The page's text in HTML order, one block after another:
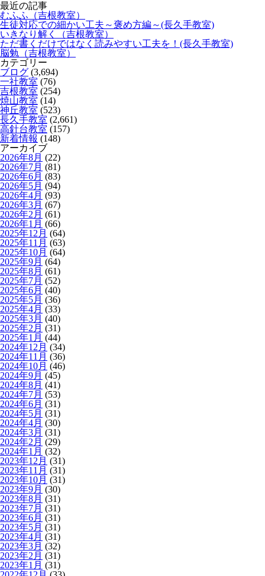
最近の記事
むふふ（吉根教室）
生徒対応での細かい工夫～褒め方編～(長久手教室)
いきなり解く（吉根教室）
ただ書くだけではなく読みやすい工夫を！(長久手教室)
脳勉（吉根教室）
カテゴリー
ブログ (3,694)
一社教室 (76)
吉根教室 (254)
焼山教室 (14)
神丘教室 (523)
長久手教室 (2,661)
高針台教室 (157)
新着情報 (148)
アーカイブ
2026年8月 (22)
2026年7月 (81)
2026年6月 (83)
2026年5月 (94)
2026年4月 (93)
2026年3月 (67)
2026年2月 (61)
2026年1月 (66)
2025年12月 (64)
2025年11月 (63)
2025年10月 (64)
2025年9月 (64)
2025年8月 (61)
2025年7月 (52)
2025年6月 (40)
2025年5月 (36)
2025年4月 (33)
2025年3月 (40)
2025年2月 (31)
2025年1月 (44)
2024年12月 (34)
2024年11月 (36)
2024年10月 (46)
2024年9月 (45)
2024年8月 (41)
2024年7月 (53)
2024年6月 (31)
2024年5月 (31)
2024年4月 (30)
2024年3月 (31)
2024年2月 (29)
2024年1月 (32)
2023年12月 (31)
2023年11月 (31)
2023年10月 (31)
2023年9月 (30)
2023年8月 (31)
2023年7月 (31)
2023年6月 (31)
2023年5月 (31)
2023年4月 (31)
2023年3月 (32)
2023年2月 (31)
2023年1月 (31)